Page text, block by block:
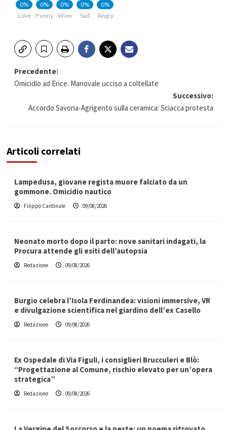
0%
Love
0%
Funny
0%
Wow
0%
Sad
0%
Angry
Navigazione
Precedente:
Omicidio ad Erice. Manovale ucciso a coltellate
Successivo:
Accordo Savona-Agrigento sulla ceramica: Sciacca protesta
Articoli correlati
Lampedusa, giovane regista muore falciato da un
gommone. Omicidio nautico
Filippo Cardinale 09/08/2026
Neonato morto dopo il parto: nove sanitari indagati, la
Procura attende gli esiti dell’autopsia
Redazione 09/08/2026
Burgio celebra l’Isola Ferdinandea: visioni immersive, VR
e divulgazione scientifica nel giardino dell’ex Casello
Redazione 09/08/2026
Ex Ospedale di Via Figuli, i consiglieri Brucculeri e Blò:
“Progettazione al Comune, rischio elevato per un’opera
strategica”
Redazione 09/08/2026